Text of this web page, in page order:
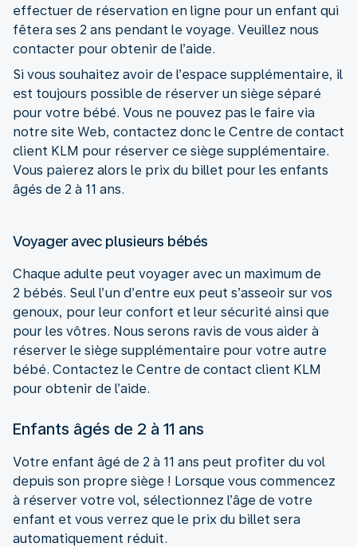
effectuer de réservation en ligne pour un enfant qui
fêtera ses 2 ans pendant le voyage. Veuillez nous
contacter pour obtenir de l’aide.
Si vous souhaitez avoir de l’espace supplémentaire, il
est toujours possible de réserver un siège séparé
pour votre bébé. Vous ne pouvez pas le faire via
notre site Web, contactez donc le Centre de contact
client KLM pour réserver ce siège supplémentaire.
Vous paierez alors le prix du billet pour les enfants
âgés de 2 à 11 ans.
Voyager avec plusieurs bébés
Chaque adulte peut voyager avec un maximum de
2 bébés. Seul l’un d’entre eux peut s’asseoir sur vos
genoux, pour leur confort et leur sécurité ainsi que
pour les vôtres. Nous serons ravis de vous aider à
réserver le siège supplémentaire pour votre autre
bébé. Contactez le Centre de contact client KLM
pour obtenir de l’aide.
Enfants âgés de 2 à 11 ans
Votre enfant âgé de 2 à 11 ans peut profiter du vol
depuis son propre siège ! Lorsque vous commencez
à réserver votre vol, sélectionnez l’âge de votre
enfant et vous verrez que le prix du billet sera
automatiquement réduit.